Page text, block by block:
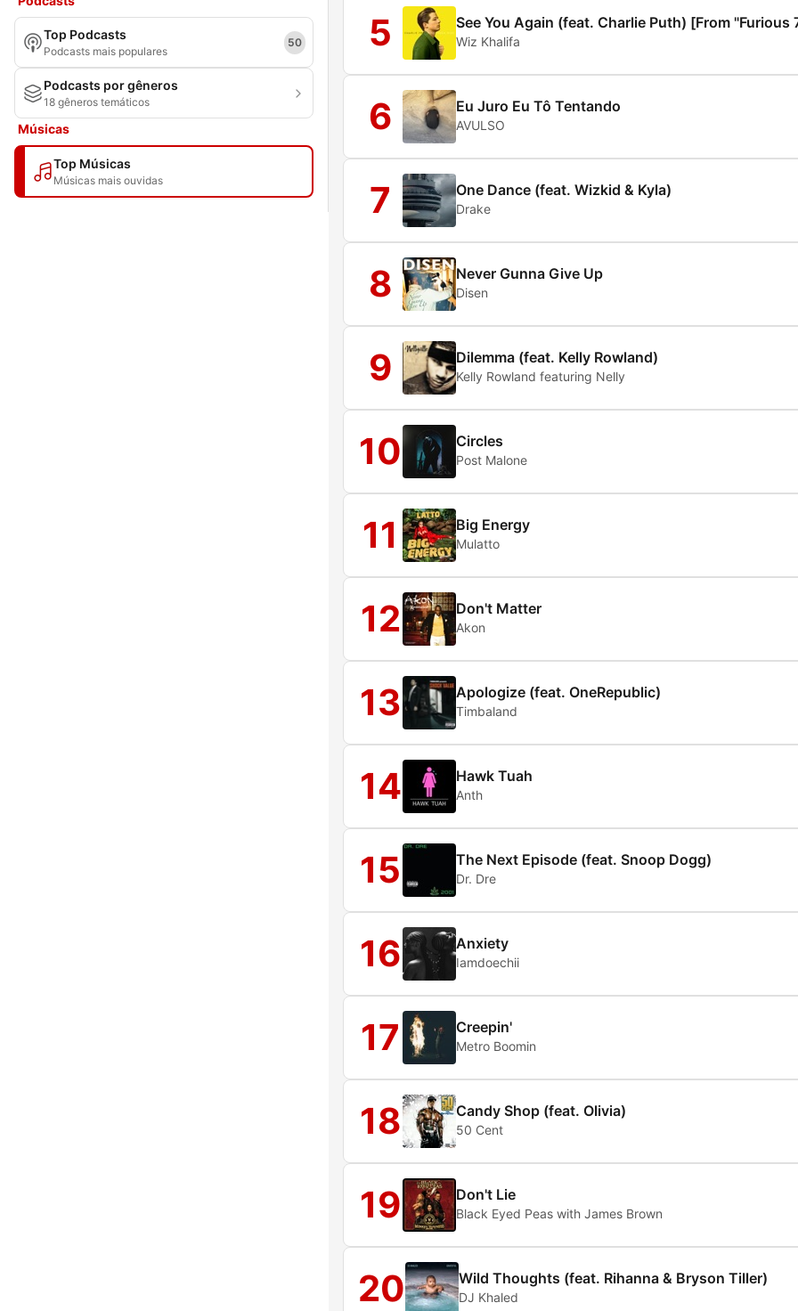
Top Podcasts
Podcasts mais populares
50
Podcasts por gêneros
18 gêneros temáticos
Músicas
Top Músicas
Músicas mais ouvidas
5 See You Again (feat. Charlie Puth) [From "Furious
Wiz Khalifa
6 Eu Juro Eu Tô Tentando
AVULSO
7 One Dance (feat. Wizkid & Kyla)
Drake
8 Never Gunna Give Up
Disen
9 Dilemma (feat. Kelly Rowland)
Kelly Rowland featuring Nelly
10 Circles
Post Malone
11 Big Energy
Mulatto
12 Don't Matter
Akon
13 Apologize (feat. OneRepublic)
Timbaland
14 Hawk Tuah
Anth
15 The Next Episode (feat. Snoop Dogg)
Dr. Dre
16 Anxiety
Iamdoechii
17 Creepin'
Metro Boomin
18 Candy Shop (feat. Olivia)
50 Cent
19 Don't Lie
Black Eyed Peas with James Brown
20 Wild Thoughts (feat. Rihanna & Bryson Tiller)
DJ Khaled